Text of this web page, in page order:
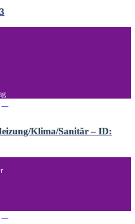
Klima/Sanitär – ID: